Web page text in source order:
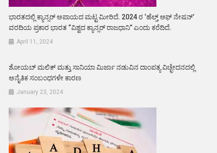
ಭಾರತದಲ್ಲಿ ಕ್ಯಾನ್ಸರ್ ಅಪಾಯದ ಮಟ್ಟ ಮೀರಿದೆ. 2024 ರ ‘ಹೆಲ್ತ್ ಆಫ್ ನೇಷನ್’
ವರದಿಯ ಪ್ರಕಾರ ಭಾರತ “ವಿಶ್ವದ ಕ್ಯಾನ್ಸರ್ ರಾಜಧಾನಿ” ಎಂದು ಕರೆದಿದೆ.
April 11, 2024
ಶೋಯಬ್‌ ಮಲಿಕ್‌ ಮತ್ತು ಸಾನಿಯಾ ಮಿರ್ಜಾ ನಡುವಿನ ದಾಂಪತ್ಯ ವಿಚ್ಛೇದನದಲ್ಲಿ
ಅನೈತಿಕ ಸಂಬಂಧಗಳೇ ಕಾರಣ
January 23, 2024